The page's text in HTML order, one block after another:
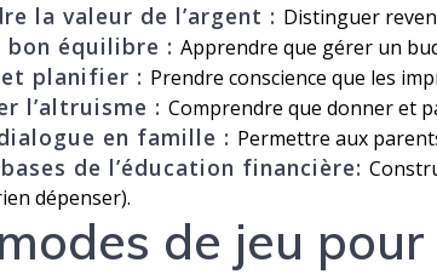
la valeur de l’argent : Distinguer
bon équilibre :Apprendre que gérer un
planifier : Prendre conscience que les
l’altruisme :Comprendre que donner et
en famille : Permettre aux
de l’éducation financière:
dépenser).
de jeu pour